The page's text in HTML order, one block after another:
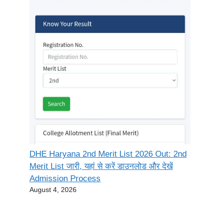
DHE Haryana 2nd Merit List 2026 Out: 2nd
Merit List जारी, यहां से करें डाउनलोड और देखें
Admission Process
August 4, 2026